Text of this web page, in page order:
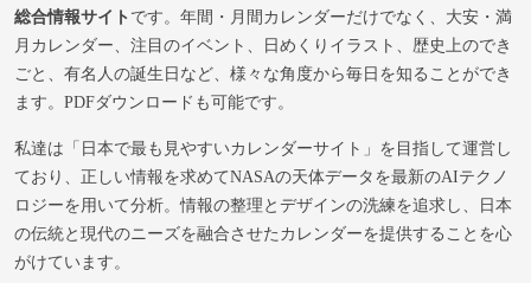
総合情報サイトです。年間・月間カレンダーだけでなく、大安・満
月カレンダー、注目のイベント、日めくりイラスト、歴史上のでき
ごと、有名人の誕生日など、様々な角度から毎日を知ることができ
ます。PDFダウンロードも可能です。
私達は「日本で最も見やすいカレンダーサイト」を目指して運営し
ており、正しい情報を求めてNASAの天体データを最新のAIテクノ
ロジーを用いて分析。情報の整理とデザインの洗練を追求し、日本
の伝統と現代のニーズを融合させたカレンダーを提供することを心
がけています。